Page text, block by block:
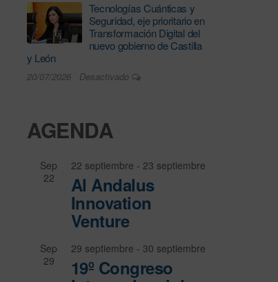
Tecnologías Cuánticas y
Seguridad, eje prioritario en
Transformación Digital del
nuevo gobierno de Castilla
y León
20/07/2026 Desactivado
AGENDA
Sep
22
22 septiembre - 23 septiembre
Al Andalus
Innovation
Venture
Sep
29
29 septiembre - 30 septiembre
19º Congreso